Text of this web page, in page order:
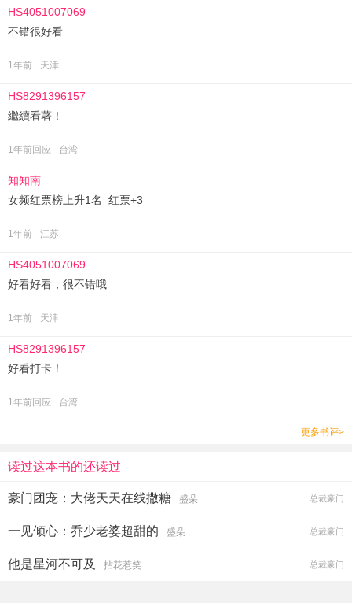
HS4051007069
不错很好看
1年前 天津
HS8291396157
繼續看著！
1年前回应 台湾
知知南
女频红票榜上升1名 红票+3
1年前 江苏
HS4051007069
好看好看，很不错哦
1年前 天津
HS8291396157
好看打卡！
1年前回应 台湾
更多书评>
读过这本书的还读过
豪门团宠：大佬天天在线撒糖 盛朵 总裁豪门
一见倾心：乔少老婆超甜的 盛朵 总裁豪门
他是星河不可及 拈花惹笑 总裁豪门